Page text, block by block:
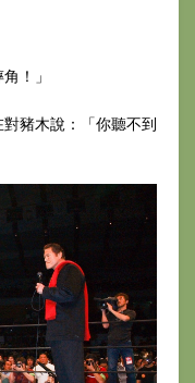
！」
豬木說：「你聽不到